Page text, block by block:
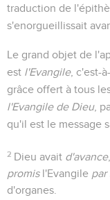
traduction de
s'enorgueillissait
Le grand objet de
est l'Evangile, c'est-
grâce offert à tous
l'Evangile de Dieu,
qu'il est le message
2 Dieu avait d'avance
promisl'Evangile par
d'organes.